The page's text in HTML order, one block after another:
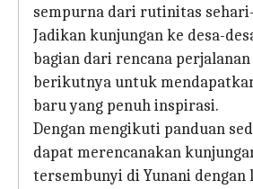
sempurna dari rutinitas
Jadikan kunjungan ke desa-
bagian dari rencana perjalanan
berikutnya untuk
baru yang penuh inspirasi.
Dengan mengikuti panduan
dapat merencanakan
tersembunyi di Yunani dengan